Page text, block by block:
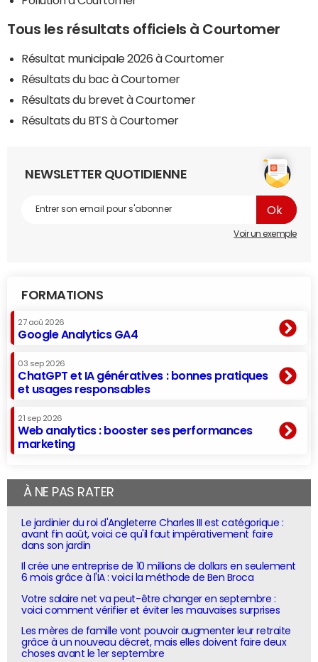
Tous les résultats officiels à Courtomer
Résultat municipale 2026 à Courtomer
Résultats du bac à Courtomer
Résultats du brevet à Courtomer
Résultats du BTS à Courtomer
NEWSLETTER QUOTIDIENNE
Voir un exemple
FORMATIONS
27 aoû 2026
Google Analytics GA4
03 sep 2026
ChatGPT et IA génératives : bonnes pratiques
et usages responsables
21 sep 2026
Web analytics : booster ses performances
marketing
À NE PAS RATER
Le jardinier du roi d'Angleterre Charles III est catégorique :
avant fin août, voici ce qu'il faut impérativement faire
dans son jardin
Il crée une entreprise de 10 millions de dollars en seulement
6 mois grâce à l'IA : voici la méthode de Ben Broca
Votre salaire net va peut-être changer en septembre :
voici comment vérifier et éviter les mauvaises surprises
Les mères de famille vont pouvoir augmenter leur retraite
grâce à un nouveau décret, mais elles doivent faire deux
choses avant le 1er septembre